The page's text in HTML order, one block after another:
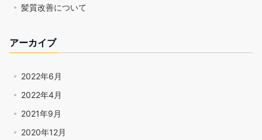
髪質改善について
アーカイブ
2022年6月
2022年4月
2021年9月
2020年12月